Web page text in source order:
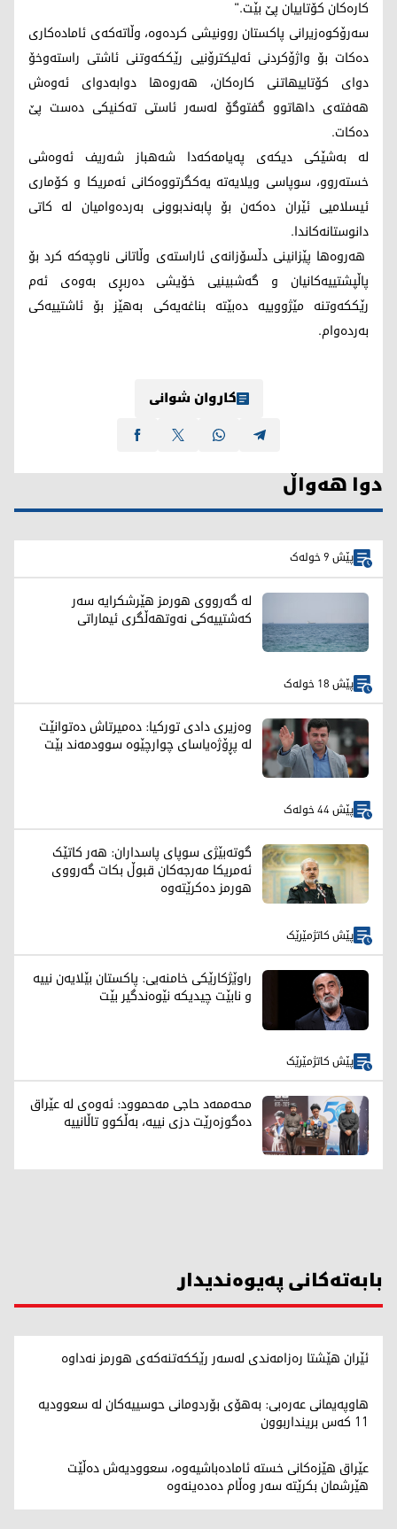
کارەکان کۆتاییان پێ بێت."
سەرۆکوەزیرانی پاکستان روونیشی کردەوە، وڵاتەکەی ئامادەکاری
دەکات بۆ واژۆکردنی ئەلیکترۆنیی رێککەوتنی ئاشتی راستەوخۆ
دوای کۆتاییهاتنی کارەکان، هەروەها دوابەدوای ئەوەش
هەفتەی داهاتوو گفتوگۆ لەسەر ئاستی تەکنیکی دەست پێ
دەکات.
لە بەشێکی دیکەی پەیامەکەدا شەهباز شەریف ئەوەشی
خستەروو، سوپاسی ویلایەتە یەکگرتووەکانی ئەمریکا و کۆماری
ئیسلامیی ئێران دەکەن بۆ پابەندبوونی بەردەوامیان لە کاتی
دانوستانەکاندا.
هەروەها پێزانینی دڵسۆزانەی ئاراستەی وڵاتانی ناوچەکە کرد بۆ
پاڵپشتییەکانیان و گەشبینیی خۆیشی دەربڕی بەوەی ئەم
رێککەوتنە مێژووییە دەبێتە بناغەیەکی بەهێز بۆ ئاشتییەکی
بەردەوام.
کاروان شوانی
دوا هەواڵ
پێش 9 خولەک
لە گەرووی هورمز هێرشکرایە سەر
کەشتییەکی نەوتهەڵگری ئیماراتی
پێش 18 خولەک
وەزیری دادی تورکیا: دەمیرتاش دەتوانێت
لە پڕۆژەیاسای چوارچێوە سوودمەند بێت
پێش 44 خولەک
گوتەبێژی سوپای پاسداران: هەر کاتێک
ئەمریکا مەرجەکان قبوڵ بکات گەرووی
هورمز دەکرێتەوە
پێش کاتژمێرێک
راوێژکارێکی خامنەیی: پاکستان بێلایەن نییە
و نابێت چیدیکە نێوەندگیر بێت
پێش کاتژمێرێک
محەممەد حاجی مەحموود: ئەوەی لە عێراق
دەگوزەرێت دزی نییە، بەڵکوو تاڵانییە
بابەتەکانی پەیوەندیدار
ئێران هێشتا رەزامەندی لەسەر رێککەتنەکەی هورمز نەداوە
هاوپەیمانی عەرەبی: بەهۆی بۆردومانی حوسییەکان لە سعوودیە
11 کەس برینداربوون
عێراق هێزەکانی خستە ئامادەباشیەوە، سعوودیەش دەڵێت
هێرشمان بکرێتە سەر وەڵام دەدەینەوە